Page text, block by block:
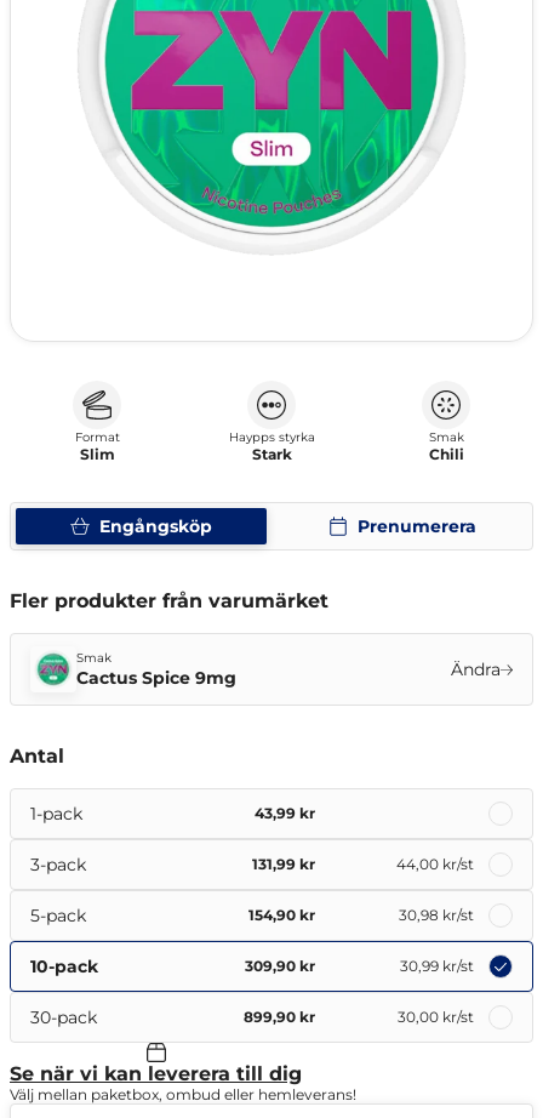
Engångsköp Prenumerera
Format
Slim
Haypps styrka
Stark
Smak
Chili
Fler produkter från varumärket
Smak
Cactus Spice 9mg Ändra
Antal
1-pack 43,99 kr
3-pack 131,99 kr 44,00 kr/st
5-pack 154,90 kr 30,98 kr/st
10-pack 309,90 kr 30,99 kr/st
30-pack 899,90 kr 30,00 kr/st
Se när vi kan leverera till dig
Välj mellan paketbox, ombud eller hemleverans!